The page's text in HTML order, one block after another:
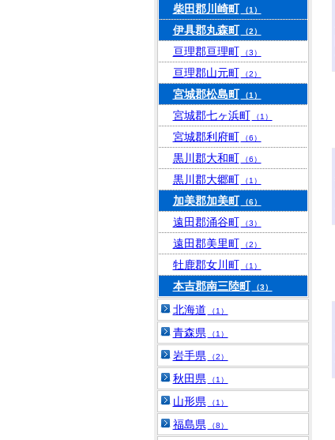
柴田郡川崎町 （1）
伊具郡丸森町 （2）
亘理郡亘理町 （3）
亘理郡山元町 （2）
宮城郡松島町 （1）
宮城郡七ヶ浜町 （1）
宮城郡利府町 （6）
黒川郡大和町 （6）
黒川郡大郷町 （1）
加美郡加美町 （6）
遠田郡涌谷町 （3）
遠田郡美里町 （2）
牡鹿郡女川町 （1）
本吉郡南三陸町 （3）
北海道 （1）
青森県 （1）
岩手県 （2）
秋田県 （1）
山形県 （1）
福島県 （8）